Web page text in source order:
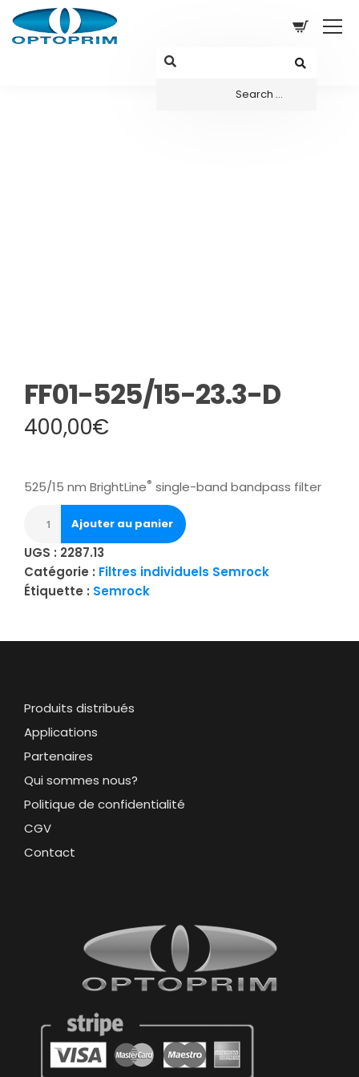
FF01-525/15-23.3-D
400,00€
525/15 nm BrightLine® single-band bandpass filter
Ajouter au panier
UGS : 2287.13
Catégorie : Filtres individuels Semrock
Étiquette : Semrock
Produits distribués
Applications
Partenaires
Qui sommes nous?
Politique de confidentialité
CGV
Contact